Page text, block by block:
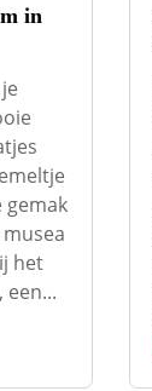
in
gemak
het
een...